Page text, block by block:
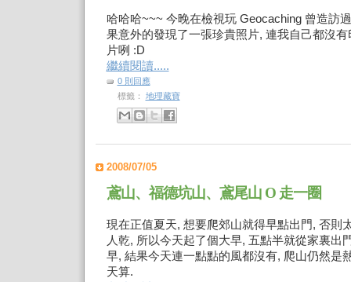
哈哈哈~~~ 今晚在檢視玩 Geocaching 曾造訪
果意外的發現了一張珍貴照片, 連我自己都沒
片咧 :D
繼續閱讀.....
0 則回應
標籤： 地理藏寶
2008/07/05
鳶山、福德坑山、鳶尾山 O 走一圈
現在正值夏天, 想要爬郊山就得早點出門, 否則
人乾, 所以今天起了個大早, 五點半就從家裏出
早, 結果今天連一點點的風都沒有, 爬山仍然是
天算.